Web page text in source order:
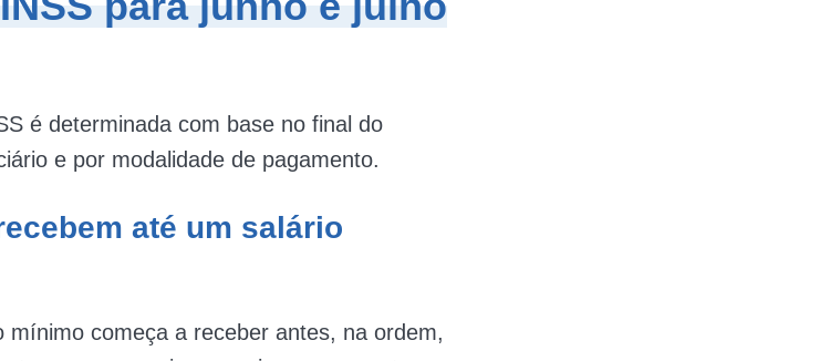
é determinada com base no final do
e por modalidade de pagamento.
até um salário
mínimo começa a receber antes, na ordem,